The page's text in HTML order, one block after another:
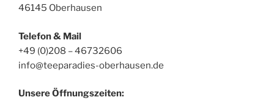
46145 Oberhausen
Telefon & Mail
+49 (0)208 – 46732606
info@teeparadies-oberhausen.de
Unsere Öffnungszeiten: